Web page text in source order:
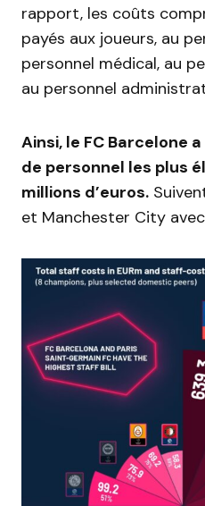
rapport, les coûts
payés aux joueurs, au
personnel médical, au
au personnel
Ainsi, le FC Barcelone
de personnel les plus
millions d’euros.
et Manchester City